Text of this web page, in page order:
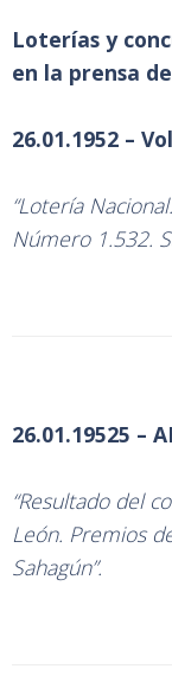
Loterías y
en la prensa
26.01.1952 –
“Lotería
Número 1.532.
26.01.19525 –
“Resultado del
León. Premios
Sahagún”.